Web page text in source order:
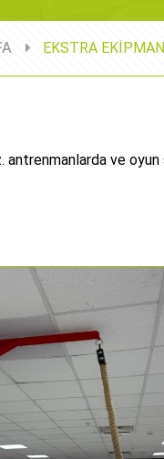
EKSTRA EKİPMAN
ve